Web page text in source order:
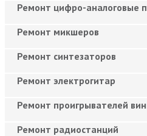
Ремонт цифро-аналоговые
Ремонт микшеров
Ремонт синтезаторов
Ремонт электрогитар
Ремонт проигрывателей
Ремонт радиостанций